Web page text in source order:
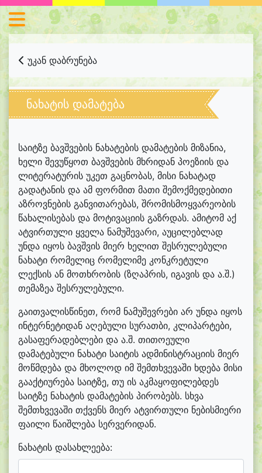
უკან დაბრუნება
ნახატის დამატება
საიტზე ბავშვების ნახატების დამატების მიზანია,
ხელი შევუწყოთ ბავშვების მხრიდან პოეზიის და
ლიტერატურის უკეთ გაცნობას, მისი ნახატად
გადატანის და ამ ფორმით მათი შემოქმედებითი
აზროვნების განვითარებას, შრომისმოყვარეობის
წახალისებას და მოტივაციის გაზრდას. ამიტომ აქ
ატვირთული ყველა ნამუშევარი, აუცილებლად
უნდა იყოს ბავშვის მიერ ხელით შესრულებული
ნახატი რომელიც რომელიმე კონკრეტული
ლექსის ან მოთხრობის (ზღაპრის, იგავის და ა.შ.)
თემაზეა შესრულებული.
გაითვალისწინეთ, რომ ნამუშევრები არ უნდა იყოს
ინტერნეტიდან აღებული სურათბი, კლიპარტები,
გასაფერადებლები და ა.შ. თითოეული
დამატებული ნახატი საიტის ადმინისტრაციის მიერ
მოწმდება და მხოლოდ იმ შემთხვევაში ხდება მისი
გააქტიურება საიტზე, თუ ის აკმაყოფილებდეს
საიტზე ნახატის დამატების პირობებს. სხვა
შემთხვევაში თქვენს მიერ ატვირთული ნებისმიერი
ფაილი წაიშლება სერვერიდან.
ნახატის დასახლეება: